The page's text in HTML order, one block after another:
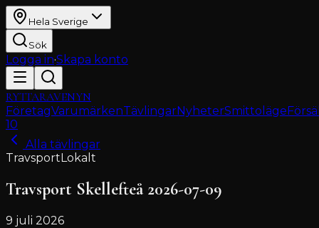
Hela Sverige
Sök
Logga in·Skapa konto
RYTTARAVENYN
FöretagVarumärkenTävlingarNyheterSmittoläge
10
Alla tävlingar
TravsportLokalt
Travsport Skellefteå 2026-07-09
9 juli 2026